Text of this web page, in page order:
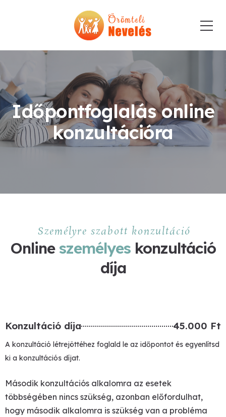
Időpontfoglalás online
konzultációra
Személyre szabott konzultáció
Onlineszemélyeskonzultáció
díja
Konzultáció díja 45.000 Ft
A konzultáció létrejöttéhez foglald le az időpontot és egyenlítsd
ki a konzultációs díjat.
Második konzultációs alkalomra az esetek
többségében nincs szükség, azonban előfordulhat,
hogy második alkalomra is szükség van a probléma